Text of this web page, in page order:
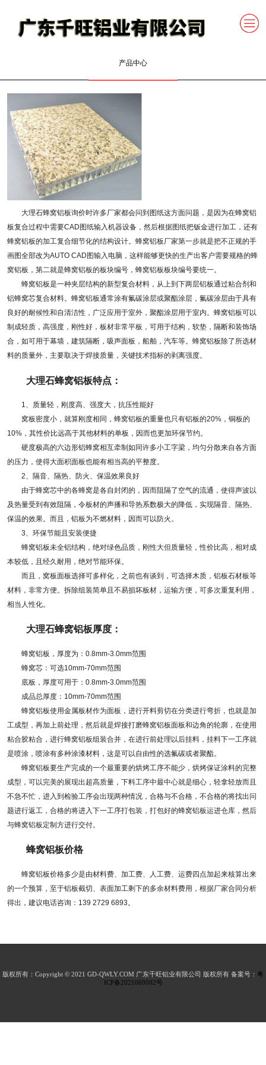
产品中心
大理石蜂窝铝板询价时许多厂家都会问到图纸这方面问题，是因为在蜂窝铝
板复合过程中需要CAD图纸输入机器设备，然后根据图纸把钣金进行加工，还有
蜂窝铝板的加工复合细节化的结构设计。蜂窝铝板厂家第一步就是把不正规的手
画图全部改为AUTO CAD图输入电脑，这样能够更快的生产出客户需要规格的蜂
窝铝板，第二就是蜂窝铝板的板块编号，蜂窝铝板板块编号要统一。
蜂窝铝板是一种夹层结构的新型复合材料，从上到下两层铝板通过粘合剂和
铝蜂窝芯复合材料。蜂窝铝板通常涂有氟碳涂层或聚酯涂层，氟碳涂层由于具有
良好的耐候性和自清洁性，广泛应用于室外，聚酯涂层用于室内。蜂窝铝板可以
制成轻质，高强度，刚性好，板材非常平板，可用于结构，软垫，隔断和装饰场
合，如可用于幕墙，建筑隔断，吸声面板，船舶，汽车等。蜂窝铝板除了所选材
料的质量外，主要取决于焊接质量，关键技术指标的剥离强度。
大理石蜂窝铝板特点：
1、质量轻，刚度高、强度大，抗压性能好
窝板密度小，就算刚度相同，蜂窝铝板的重量也只有铝板的20%，铜板的
10%，其性价比远高于其他材料的单板，因而也更加环保节约。
硬度极高的六边形铝蜂窝相互牵制如同许多小工字梁，均匀分散来自各方面
的压力，使得大面积面板也能有相当高的平整度。
2、隔音、隔热、防火、保温效果良好
由于蜂窝芯中的各蜂窝是各自封闭的，因而阻隔了空气的流通，使得声波以
及热量受到有效阻隔，令板材的声播和导热系数极大的降低，实现隔音、隔热、
保温的效果。而且，铝板为不燃材料，因而可以防火。
3、环保节能且安装便捷
蜂窝铝板未全铝结构，绝对绿色品质，刚性大但质量轻，性价比高，相对成
本较低，且经久耐用，绝对节能环保。
而且，窝板面板选择可多样化，之前也有谈到，可选择木质，铝板石材板等
材料，非常方便。拆除组装简单且不易损坏板材，运输方便，可多次重复利用，
相当人性化。
大理石蜂窝铝板厚度：
蜂窝铝板，厚度为：0.8mm-3.0mm范围
蜂窝芯：可选10mm-70mm范围
底板，厚度可用于：0.8mm-3.0mm范围
成品总厚度：10mm-70mm范围
蜂窝铝板使用金属板材作为面板，进行开料剪切在分类进行弯折，也就是加
工成型，再加上前处理，然后就是焊接打磨蜂窝铝板面板和边角的轮廓，在使用
粘合胶粘合，进行蜂窝铝板组装合并，在进行前处理以后挂料，挂料下一工序就
是喷涂，喷涂有多种涂漆材料，这是可以自由性的选氟碳或者聚酯。
蜂窝铝板要生产完成的一个最重要的烘烤工序不能少，烘烤保证涂料的完整
成型，可以完美的展现出超高质量，下料工序中最中心就是细心，轻拿轻放而且
不急不忙，进入到检验工序会出现两种情况，合格与不合格，不合格的将找出问
题进行返工，合格的将进入下一工序打包装，打包好的蜂窝铝板运进仓库，然后
与蜂窝铝板定制方进行交付。
蜂窝铝板价格
蜂窝铝板价格多少是由材料费、加工费、人工费、运费四点加起来核算出来
的一个预算，至于铝板截切、表面加工剩下的多余材料费用，根据厂家合同分析
得出，建议电话咨询：139 2729 6893。
版权所有：Copyright © 2021 GD-QWLY.COM 广东千旺铝业有限公司 版权所有 备案号： 粤
ICP备2021069002号